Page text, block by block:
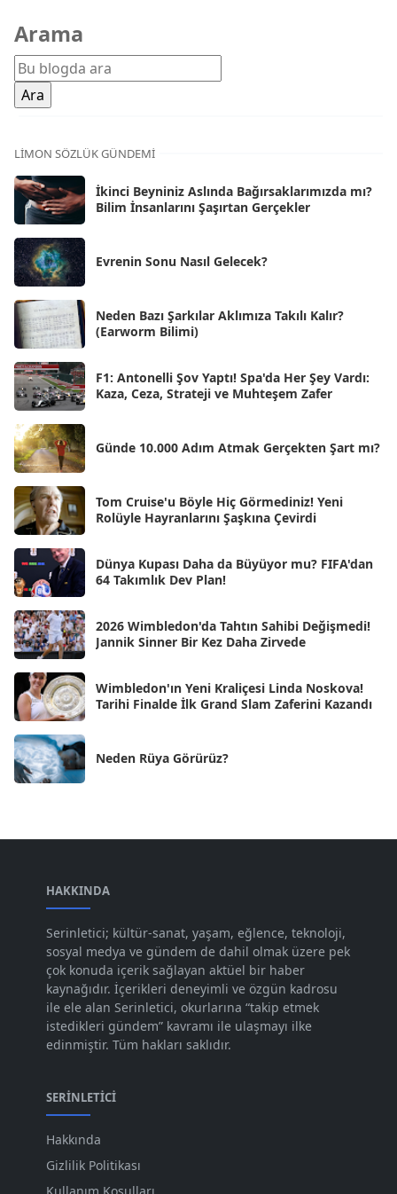
Şub 2026
Oca 2026 [72]
Ara 2025
Kas 2025
Eki 2025
Eyl 2025 [56]
Ağu 2025
Tem 2025
Haz 2025
May 2025 [54]
Nis 2025 [56]
Mar 2025
Şub 2025
Oca 2025
Ara 2024 [25]
Kas 2024
Eki 2024 [46]
Eyl 2024
Ağu 2024 [10]
Tem 2024
Haz 2024 [30]
Nis 2024 [59]
Ara 2023 [101]
Kas 2023
Eki 2023 [73]
Eyl 2023 [73]
Ağu 2023 [74]
Tem 2023 [76]
Haz 2023
May 2023
Nis 2023
Mar 2023
Arama
LIMON SÖZLÜK GÜNDEMI
İkinci Beyniniz Aslında Bağırsaklarımızda mı?
Bilim İnsanlarını Şaşırtan Gerçekler
Evrenin Sonu Nasıl Gelecek?
Neden Bazı Şarkılar Aklımıza Takılı Kalır?
(Earworm Bilimi)
F1: Antonelli Şov Yaptı! Spa'da Her Şey Vardı:
Kaza, Ceza, Strateji ve Muhteşem Zafer
Günde 10.000 Adım Atmak Gerçekten Şart mı?
Tom Cruise'u Böyle Hiç Görmediniz! Yeni
Rolüyle Hayranlarını Şaşkına Çevirdi
Dünya Kupası Daha da Büyüyor mu? FIFA'dan
64 Takımlık Dev Plan!
2026 Wimbledon'da Tahtın Sahibi Değişmedi!
Jannik Sinner Bir Kez Daha Zirvede
Wimbledon'ın Yeni Kraliçesi Linda Noskova!
Tarihi Finalde İlk Grand Slam Zaferini Kazandı
Neden Rüya Görürüz?
HAKKINDA
Serinletici; kültür-sanat, yaşam, eğlence, teknoloji,
sosyal medya ve gündem de dahil olmak üzere pek
çok konuda içerik sağlayan aktüel bir haber
kaynağıdır. İçerikleri deneyimli ve özgün kadrosu
ile ele alan Serinletici, okurlarına “takip etmek
istedikleri gündem” kavramı ile ulaşmayı ilke
edinmiştir. Tüm hakları saklıdır.
SERINLETICI
Hakkında
Gizlilik Politikası
Kullanım Koşulları